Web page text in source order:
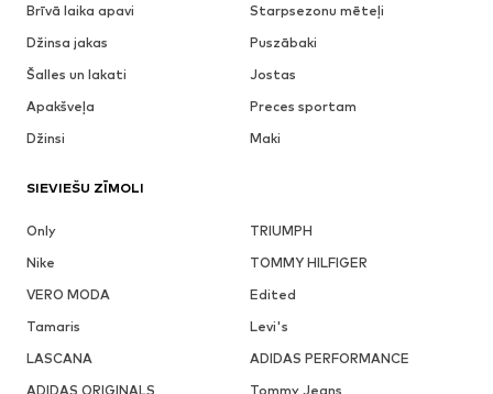
Brīvā laika apavi
Starpsezonu mēteļi
Džinsa jakas
Puszābaki
Šalles un lakati
Jostas
Apakšveļa
Preces sportam
Džinsi
Maki
SIEVIEŠU ZĪMOLI
Only
TRIUMPH
Nike
TOMMY HILFIGER
VERO MODA
Edited
Tamaris
Levi's
LASCANA
ADIDAS PERFORMANCE
ADIDAS ORIGINALS
Tommy Jeans